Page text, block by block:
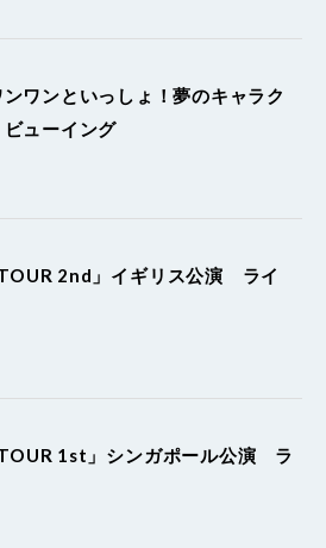
ワンといっしょ！夢のキャラク
ューイング
2nd」イギリス公演 ライ
1st」シンガポール公演 ラ